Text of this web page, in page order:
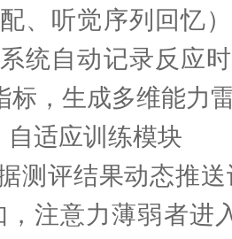
、听觉序列回忆
统自动记录反应
标，生成多维能力
适应训练模块
评结果动态推送
，注意力薄弱者进